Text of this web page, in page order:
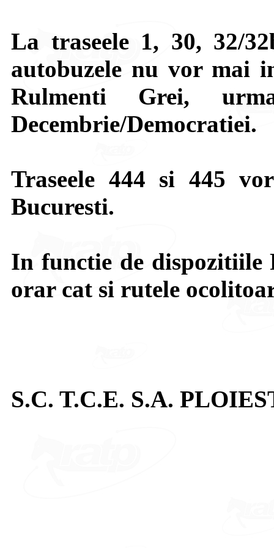
La traseele 1, 30, 32/
autobuzele nu vor mai
Rulmenti Grei,
Decembrie/Democratiei.
Traseele 444 si 445
Bucuresti.
In functie de
orar cat si rutele
S.C. T.C.E. S.A.